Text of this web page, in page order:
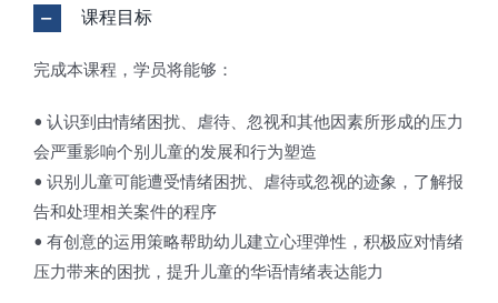
课程目标
完成本课程，学员将能够：
• 认识到由情绪困扰、虐待、忽视和其他因素所形成的压力
会严重影响个别儿童的发展和行为塑造
• 识别儿童可能遭受情绪困扰、虐待或忽视的迹象，了解报
告和处理相关案件的程序
• 有创意的运用策略帮助幼儿建立心理弹性，积极应对情绪
压力带来的困扰，提升儿童的华语情绪表达能力